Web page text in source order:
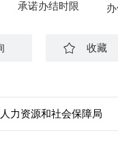
承诺办结时限
收藏
力资源和社会保障局